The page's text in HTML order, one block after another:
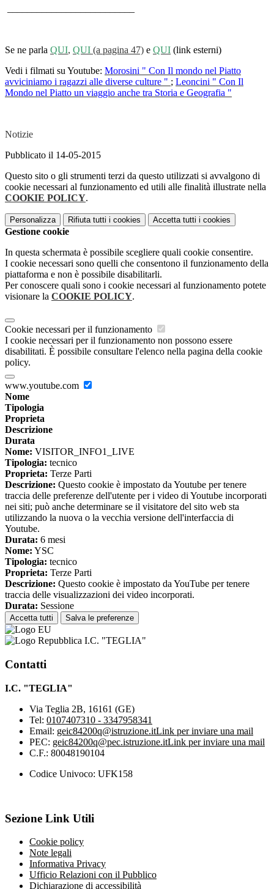
Se ne parla QUI, QUI (a pagina 47) e QUI (link esterni)
Vedi i filmati su Youtube: Morosini " Con Il mondo nel Piatto
avviciniamo i ragazzi alle diverse culture " ; Leoncini " Con Il
Mondo nel Piatto un viaggio anche tra Storia e Geografia "
Notizie
Pubblicato il 14-05-2015
Questo sito o gli strumenti terzi da questo utilizzati si avvalgono di
cookie necessari al funzionamento ed utili alle finalità illustrate nella
COOKIE POLICY.
Personalizza Rifiuta tutti i cookies Accetta tutti i cookies
Gestione cookie
In questa schermata è possibile scegliere quali cookie consentire.
I cookie necessari sono quelli che consentono il funzionamento della
piattaforma e non è possibile disabilitarli.
Per conoscere quali sono i cookie necessari al funzionamento potete
visionare la COOKIE POLICY.
Cookie necessari per il funzionamento
I cookie necessari per il funzionamento non possono essere
disabilitati. È possibile consultare l'elenco nella pagina della cookie
policy.
www.youtube.com
Nome
Tipologia
Proprieta
Descrizione
Durata
Nome: VISITOR_INFO1_LIVE
Tipologia: tecnico
Proprieta: Terze Parti
Descrizione: Questo cookie è impostato da Youtube per tenere
traccia delle preferenze dell'utente per i video di Youtube incorporati
nei siti; può anche determinare se il visitatore del sito web sta
utilizzando la nuova o la vecchia versione dell'interfaccia di
Youtube.
Durata: 6 mesi
Nome: YSC
Tipologia: tecnico
Proprieta: Terze Parti
Descrizione: Questo cookie è impostato da YouTube per tenere
traccia delle visualizzazioni dei video incorporati.
Durata: Sessione
Accetta tutti Salva le preferenze
I.C. "TEGLIA"
Contatti
I.C. "TEGLIA"
Via Teglia 2B, 16161 (GE)
Tel: 0107407310 - 3347958341
Email: geic84200q@istruzione.itLink per inviare una mail
PEC: geic84200q@pec.istruzione.itLink per inviare una mail
C.F.: 80048190104
Codice Univoco: UFK158
Sezione Link Utili
Cookie policy
Note legali
Informativa Privacy
Ufficio Relazioni con il Pubblico
Dichiarazione di accessibilità